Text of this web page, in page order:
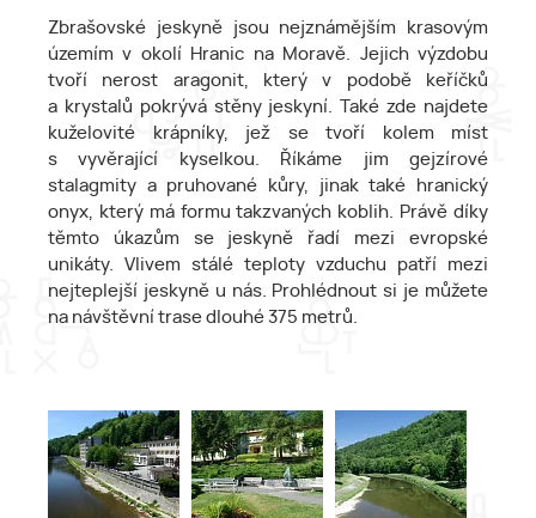
Zbrašovské jeskyně jsou nejznámějším krasovým
územím v okolí Hranic na Moravě. Jejich výzdobu
tvoří nerost aragonit, který v podobě keříčků
a krystalů pokrývá stěny jeskyní. Také zde najdete
kuželovité krápníky, jež se tvoří kolem míst
s vyvěrající kyselkou. Říkáme jim gejzírové
stalagmity a pruhované kůry, jinak také hranický
onyx, který má formu takzvaných koblih. Právě díky
těmto úkazům se jeskyně řadí mezi evropské
unikáty. Vlivem stálé teploty vzduchu patří mezi
nejteplejší jeskyně u nás. Prohlédnout si je můžete
na návštěvní trase dlouhé 375 metrů.